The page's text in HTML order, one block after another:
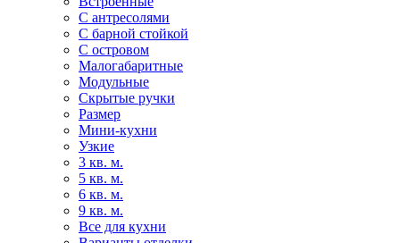
С антресолями
С барной стойкой
С островом
Малогабаритные
Модульные
Скрытые ручки
Размер
Мини-кухни
Узкие
3 кв. м.
5 кв. м.
6 кв. м.
9 кв. м.
Все для кухни